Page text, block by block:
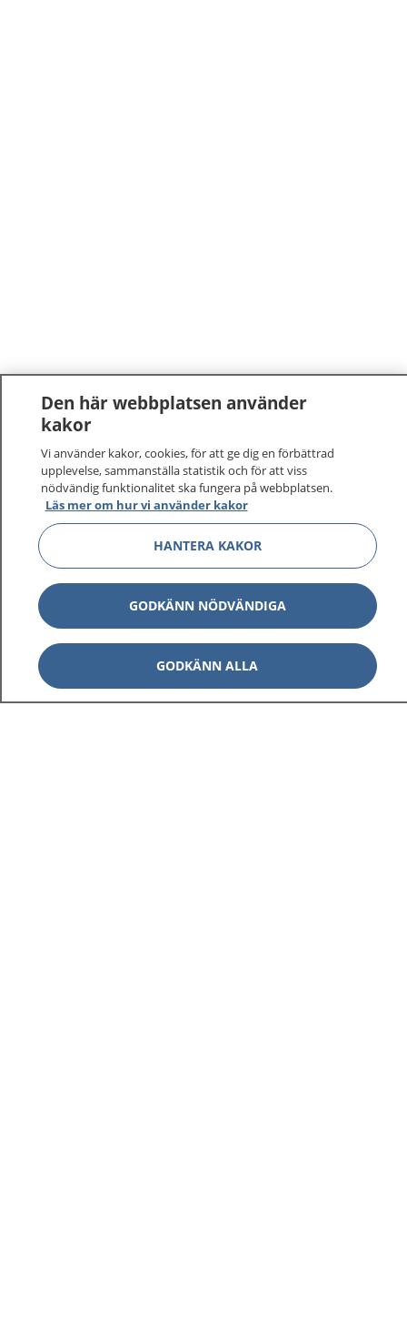
Den här webbplatsen använder
kakor
Vi använder kakor, cookies, för att ge dig en förbättrad
upplevelse, sammanställa statistik och för att viss
nödvändig funktionalitet ska fungera på webbplatsen.
Läs mer om hur vi använder kakor
HANTERA KAKOR
GODKÄNN NÖDVÄNDIGA
GODKÄNN ALLA